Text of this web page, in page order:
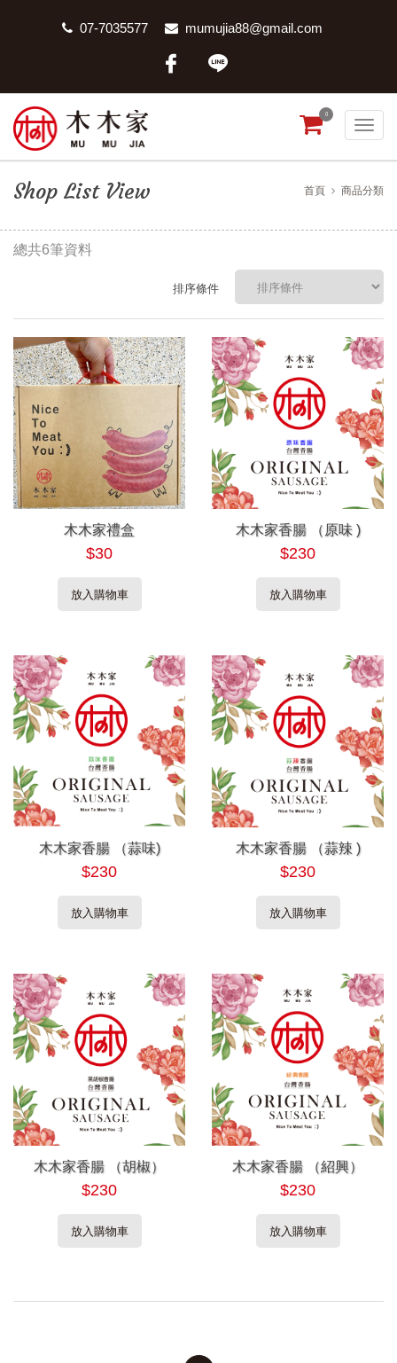
07-7035577 mumujia88@gmail.com
0
Shop List View 首頁 商品分類
總共6筆資料
排序條件
木木家禮盒
$30
放入購物車
木木家香腸 （原味 )
$230
放入購物車
木木家香腸 （蒜味)
$230
放入購物車
木木家香腸 （蒜辣 )
$230
放入購物車
木木家香腸 （胡椒）
$230
放入購物車
木木家香腸 （紹興）
$230
放入購物車